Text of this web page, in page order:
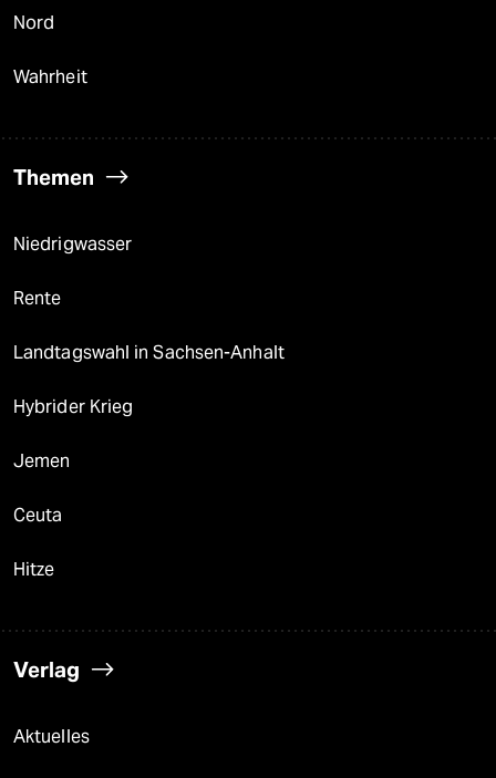
Nord
Wahrheit
Themen
Niedrigwasser
Rente
Landtagswahl in Sachsen-Anhalt
Hybrider Krieg
Jemen
Ceuta
Hitze
Verlag
Aktuelles